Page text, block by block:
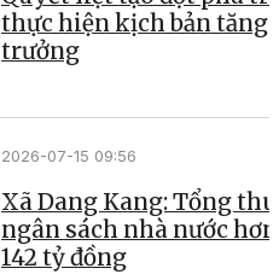
thực hiện kịch bản tăng
trưởng
2026-07-15 09:56
Xã Dang Kang: Tổng thu
ngân sách nhà nước hơn
142 tỷ đồng